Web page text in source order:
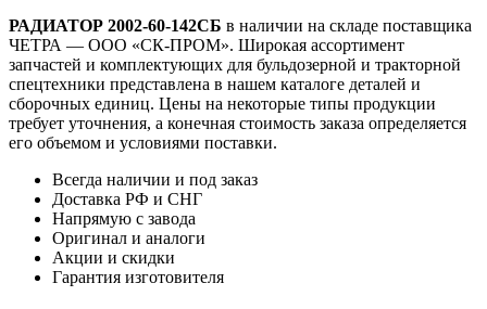
РАДИАТОР 2002-60-142СБ в наличии на складе поставщика
ЧЕТРА — ООО «СК-ПРОМ». Широкая ассортимент
запчастей и комплектующих для бульдозерной и тракторной
спецтехники представлена в нашем каталоге деталей и
сборочных единиц. Цены на некоторые типы продукции
требует уточнения, а конечная стоимость заказа определяется
его объемом и условиями поставки.
Всегда наличии и под заказ
Доставка РФ и СНГ
Напрямую с завода
Оригинал и аналоги
Акции и скидки
Гарантия изготовителя